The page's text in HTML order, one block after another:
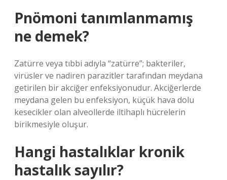
Pnömoni tanımlanmamış
ne demek?
Zatürre veya tıbbi adıyla “zatürre”; bakteriler,
virüsler ve nadiren parazitler tarafından meydana
getirilen bir akciğer enfeksiyonudur. Akciğerlerde
meydana gelen bu enfeksiyon, küçük hava dolu
kesecikler olan alveollerde iltihaplı hücrelerin
birikmesiyle oluşur.
Hangi hastalıklar kronik
hastalık sayılır?